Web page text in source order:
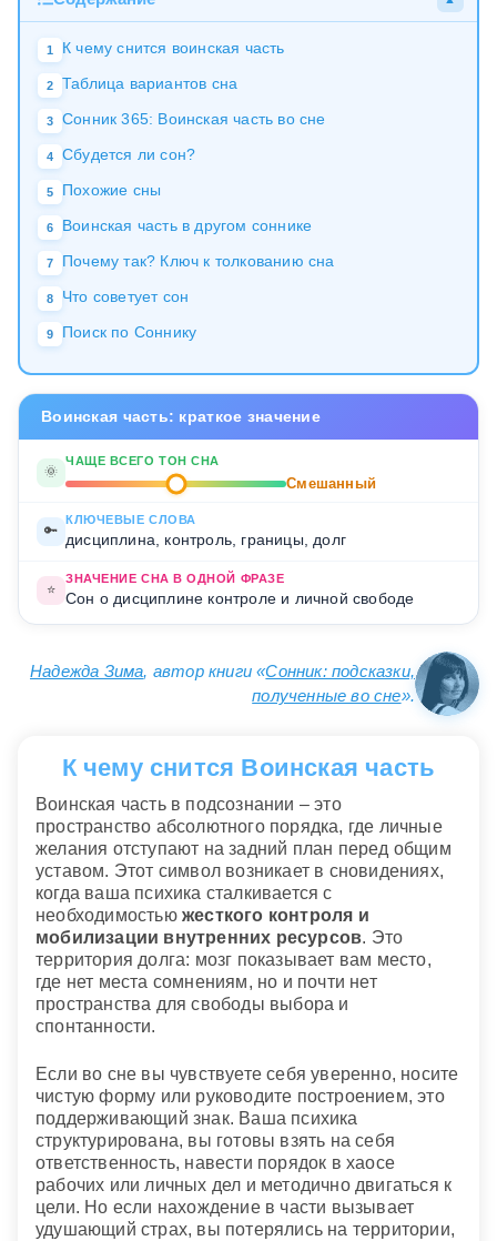
1 К чему снится воинская часть
2 Таблица вариантов сна
3 Сонник 365: Воинская часть во сне
4 Сбудется ли сон?
5 Похожие сны
6 Воинская часть в другом соннике
7 Почему так? Ключ к толкованию сна
8 Что советует сон
9 Поиск по Соннику
Воинская часть: краткое значение
🌞
ЧАЩЕ ВСЕГО ТОН СНА
Смешанный
🔑
КЛЮЧЕВЫЕ СЛОВА
дисциплина, контроль, границы, долг
⭐
ЗНАЧЕНИЕ СНА В ОДНОЙ ФРАЗЕ
Сон о дисциплине контроле и личной свободе
Надежда Зима, автор книги «Сонник: подсказки,
полученные во сне».
К чему снится Воинская часть
Воинская часть в подсознании – это
пространство абсолютного порядка, где личные
желания отступают на задний план перед общим
уставом. Этот символ возникает в сновидениях,
когда ваша психика сталкивается с
необходимостью жесткого контроля и
мобилизации внутренних ресурсов. Это
территория долга: мозг показывает вам место,
где нет места сомнениям, но и почти нет
пространства для свободы выбора и
спонтанности.
Если во сне вы чувствуете себя уверенно, носите
чистую форму или руководите построением, это
поддерживающий знак. Ваша психика
структурирована, вы готовы взять на себя
ответственность, навести порядок в хаосе
рабочих или личных дел и методично двигаться к
цели. Но если нахождение в части вызывает
удушающий страх, вы потерялись на территории,